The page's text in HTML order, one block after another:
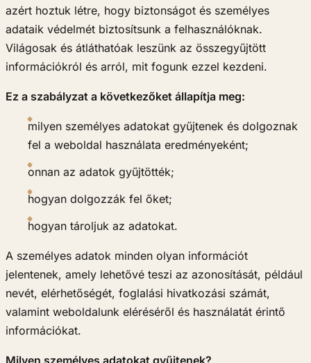
azért hoztuk létre, hogy biztonságot és személyes
adataik védelmét biztosítsunk a felhasználóknak.
Világosak és átláthatóak leszünk az összegyűjtött
információkról és arról, mit fogunk ezzel kezdeni.
Ez a szabályzat a következőket állapítja meg:
milyen személyes adatokat gyűjtenek és dolgoznak
fel a weboldal használata eredményeként;
onnan az adatok gyűjtötték;
hogyan dolgozzák fel őket;
hogyan tároljuk az adatokat.
A személyes adatok minden olyan információt
jelentenek, amely lehetővé teszi az azonosítását, például
nevét, elérhetőségét, foglalási hivatkozási számát,
valamint weboldalunk eléréséről és használatát érintő
információkat.
Milyen személyes adatokat gyűjtenek?